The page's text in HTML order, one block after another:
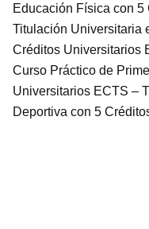
Educación Física con
Titulación Universitaria
Créditos Universitarios
Curso Práctico de
Universitarios ECTS –
Deportiva con 5